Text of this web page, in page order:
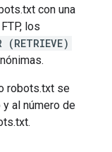
con una
los
(RETRIEVE)
robots.txt se
al número de